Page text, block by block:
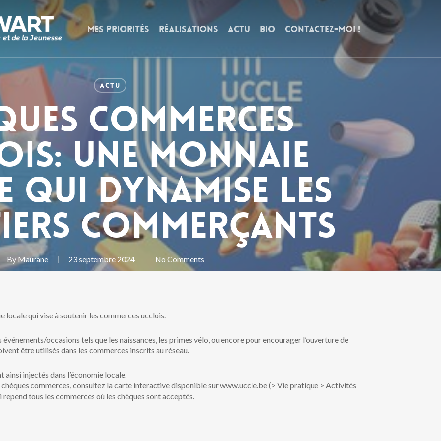
MES PRIORITÉS RÉALISATIONS ACTU BIO CONTACTEZ-MOI !
Actu
commerces
une monnaie
qui dynamise les
commerçants
By Maurane 23 septembre 2024 No Comments
locale qui vise à soutenir les commerces ucclois.
occasions tels que les naissances, les primes vélo, ou encore pour encourager l’ouverture de
être utilisés dans les commerces inscrits au réseau.
ainsi injectés dans l’économie locale.
chèques commerces, consultez la carte interactive disponible sur www.uccle.be (> Vie pratique > Activités
tous les commerces où les chèques sont acceptés.